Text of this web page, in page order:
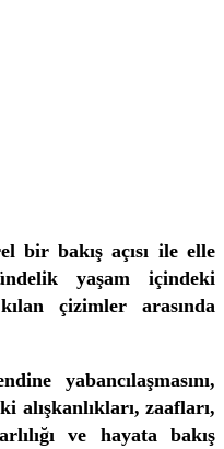
bir bakış açısı ile elle
yaşam içindeki
çizimler arasında
yabancılaşmasını,
alışkanlıkları, zaafları,
ve hayata bakış